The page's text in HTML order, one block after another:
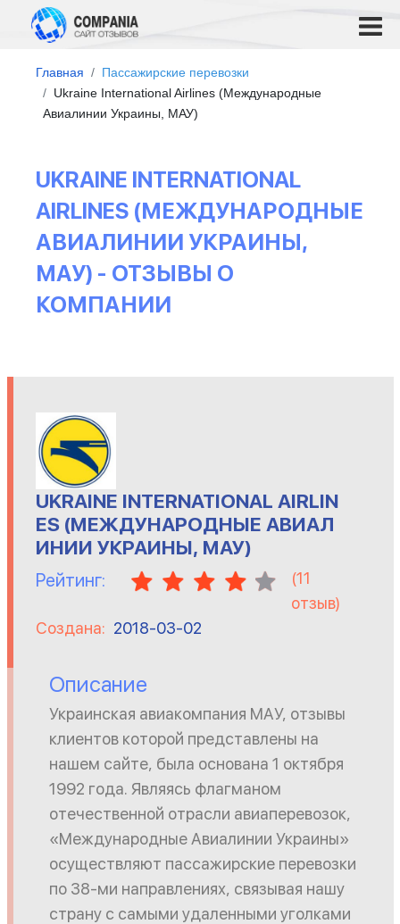
Главная
Пассажирские перевозки
Ukraine International Airlines (Международные
Авиалинии Украины, МАУ)
UKRAINE INTERNATIONAL
AIRLINES (МЕЖДУНАРОДНЫЕ
АВИАЛИНИИ УКРАИНЫ,
МАУ) - ОТЗЫВЫ О
КОМПАНИИ
UKRAINE INTERNATIONAL AIRLIN
ES (МЕЖДУНАРОДНЫЕ АВИАЛ
ИНИИ УКРАИНЫ, МАУ)
Рейтинг: (11
отзыв)
Создана: 2018-03-02
Описание
Украинская авиакомпания МАУ, отзывы
клиентов которой представлены на
нашем сайте, была основана 1 октября
1992 года. Являясь флагманом
отечественной отрасли авиаперевозок,
«Международные Авиалинии Украины»
осуществляют пассажирские перевозки
по 38-ми направлениях, связывая нашу
страну с самыми удаленными уголками